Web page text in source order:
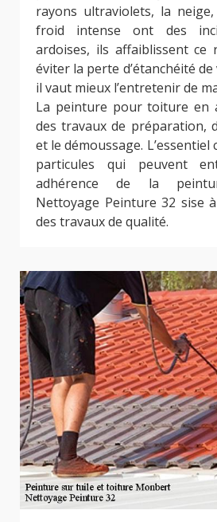
rayons ultraviolets, la
froid intense ont des
ardoises, ils affaiblissent ce
éviter la perte d’étanchéité
il vaut mieux l’entretenir de
La peinture pour toiture en
des travaux de préparation,
et le démoussage. L’essentiel
particules qui peuvent
adhérence de la
Nettoyage Peinture 32 sise
des travaux de qualité.